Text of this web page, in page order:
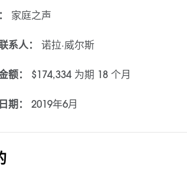
家庭之声
系人： 诺拉·威尔斯
额： $174,334 为期 18 个月
期： 2019年6月